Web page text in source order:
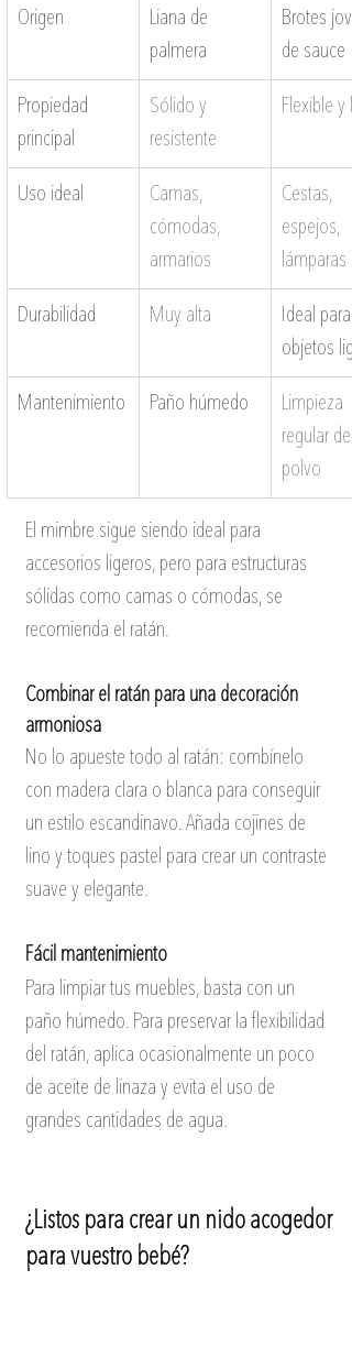
Origen
Liana de
palmera
Brotes
de sauce
Propiedad
principal
Sólido y
resistente
Flexible y
Uso ideal
Camas,
cómodas,
armarios
Cestas,
espejos,
lámparas
Durabilidad Muy alta
Ideal para
objetos
Mantenimiento Paño húmedo
Limpieza
regular del
polvo
El mimbre sigue siendo ideal para
accesorios ligeros, pero para estructuras
sólidas como camas o cómodas, se
recomienda el ratán.
Combinar el ratán para una decoración
armoniosa
No lo apueste todo al ratán: combínelo
con madera clara o blanca para conseguir
un estilo escandinavo. Añada cojines de
lino y toques pastel para crear un contraste
suave y elegante.
Fácil mantenimiento
Para limpiar tus muebles, basta con un
paño húmedo. Para preservar la flexibilidad
del ratán, aplica ocasionalmente un poco
de aceite de linaza y evita el uso de
grandes cantidades de agua.
¿Listos para crear un nido acogedor
para vuestro bebé?